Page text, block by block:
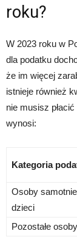
roku?
W 2023 roku w
dla podatku
że im więcej
istnieje również
nie musisz
wynosi:
Kategoria
Osoby
dzieci
Pozostałe osoby